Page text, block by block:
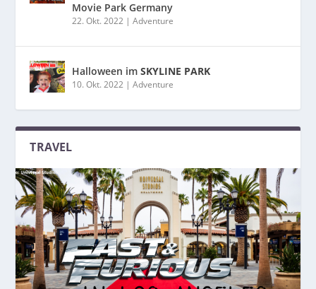
Movie Park Germany
22. Okt. 2022 |Adventure
Halloween imSKYLINE PARK
10. Okt. 2022 |Adventure
TRAVEL